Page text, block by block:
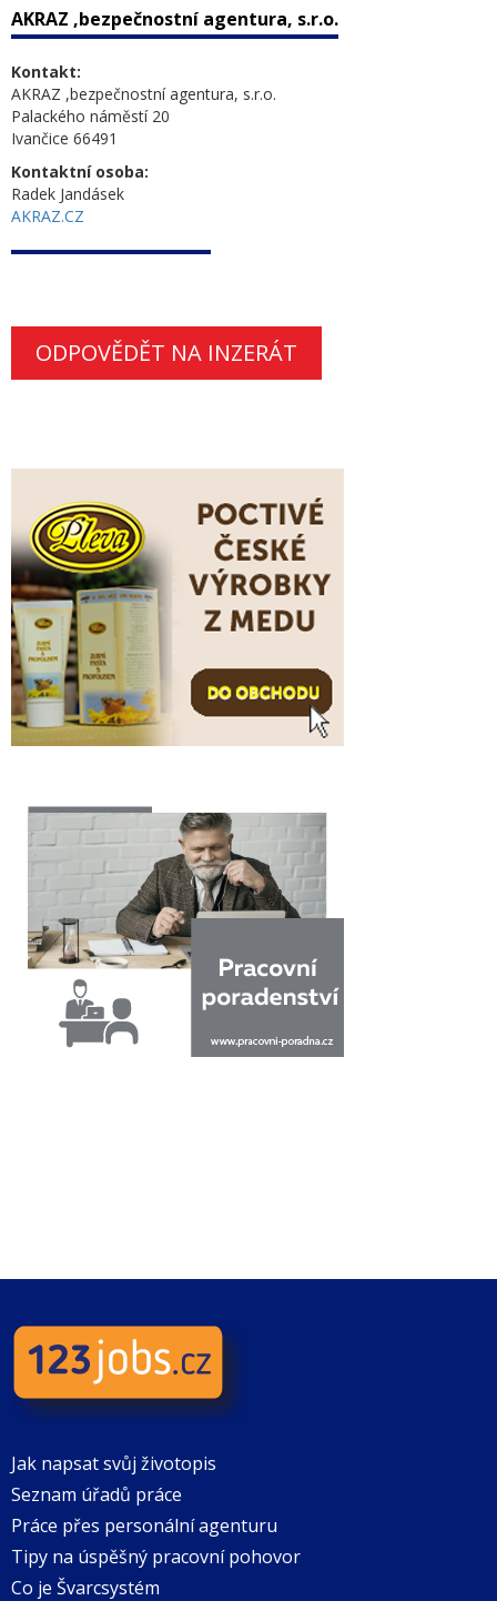
AKRAZ ,bezpečnostní agentura, s.r.o.
Kontakt:
AKRAZ ,bezpečnostní agentura, s.r.o.
Palackého náměstí 20
Ivančice 66491
Kontaktní osoba:
Radek Jandásek
AKRAZ.CZ
ODPOVĚDĚT NA INZERÁT
Jak napsat svůj životopis
Seznam úřadů práce
Práce přes personální agenturu
Tipy na úspěšný pracovní pohovor
Co je Švarcsystém